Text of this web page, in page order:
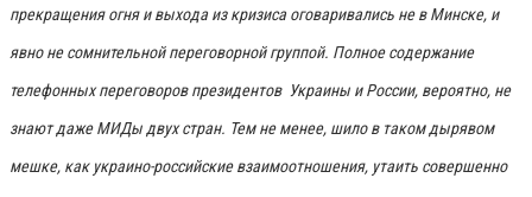
прекращения огня и выхода из кризиса оговаривались не в Минске, и
явно не сомнительной переговорной группой. Полное содержание
телефонных переговоров президентов Украины и России, вероятно, не
знают даже МИДы двух стран. Тем не менее, шило в таком дырявом
мешке, как украино-российские взаимоотношения, утаить совершенно